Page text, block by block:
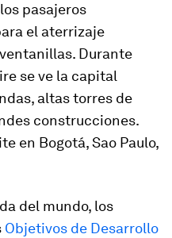
pasajeros
el aterrizaje
Durante
se ve la capital
altas torres de
construcciones.
en Bogotá, Sao Paulo,
del mundo, los
Objetivos de Desarrollo